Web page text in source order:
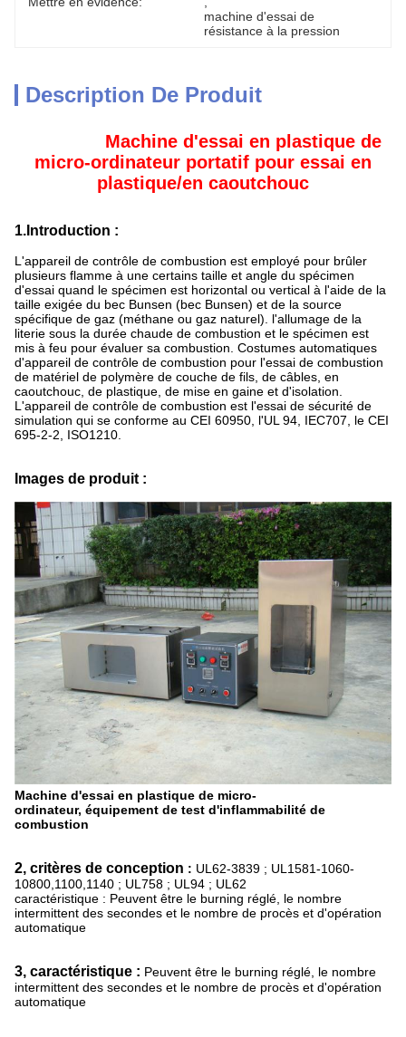
machine d'essai de
résistance à la pression
Description De Produit
Machine d'essai en plastique de
micro-ordinateur portatif pour essai en
plastique/en caoutchouc
1.Introduction :
L'appareil de contrôle de combustion est employé pour brûler
plusieurs flamme à une certains taille et angle du spécimen
d'essai quand le spécimen est horizontal ou vertical à l'aide de la
taille exigée du bec Bunsen (bec Bunsen) et de la source
spécifique de gaz (méthane ou gaz naturel). l'allumage de la
literie sous la durée chaude de combustion et le spécimen est
mis à feu pour évaluer sa combustion. Costumes automatiques
d'appareil de contrôle de combustion pour l'essai de combustion
de matériel de polymère de couche de fils, de câbles, en
caoutchouc, de plastique, de mise en gaine et d'isolation.
L'appareil de contrôle de combustion est l'essai de sécurité de
simulation qui se conforme au CEI 60950, l'UL 94, IEC707, le CEI
695-2-2, ISO1210.
Images de produit :
Machine d'essai en plastique de micro-
ordinateur, équipement de test d'inflammabilité de
combustion
2, critères de conception : UL62-3839 ; UL1581-1060-
10800,1100,1140 ; UL758 ; UL94 ; UL62
caractéristique : Peuvent être le burning réglé, le nombre
intermittent des secondes et le nombre de procès et d'opération
automatique
3, caractéristique : Peuvent être le burning réglé, le nombre
intermittent des secondes et le nombre de procès et d'opération
automatique